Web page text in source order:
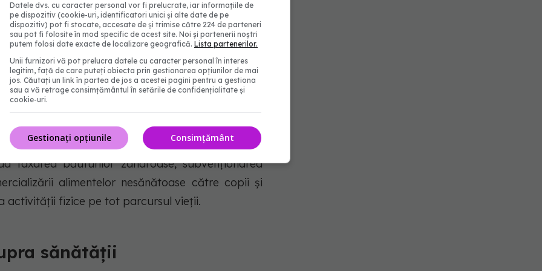
(închiderea școlilor, încuviințări) ”au dus la
de risc care influențează probabilitatea ca o
a spus Kluge.
negative în obiceiurile alimentare și sportive,
inversate.
determinanți de mediu și comerciali ai
cele mai eficiente pentru a inversa epidemia”, se
taxarea băuturilor zaharoase, subvenționarea
alimentelor nesănătoase către copii și
activității fizice pe tot parcursul vieții.
sănătății
Datele dvs. cu caracter personal vor fi prelucrate, iar informațiile de
pe dispozitiv (cookie-uri, identificatori unici și alte date de pe
dispozitiv) pot fi stocate, accesate de și trimise către 224 de parteneri
sau pot fi folosite în mod specific de acest site. Noi și partenerii noștri
putem folosi date exacte de localizare geografică. Lista partenerilor.
Unii furnizori vă pot prelucra datele cu caracter personal în interes
legitim, față de care puteți obiecta prin gestionarea opțiunilor de mai
jos. Căutați un link în partea de jos a acestei pagini pentru a gestiona
sau a vă retrage consimțământul în setările de confidențialitate și
cookie-uri.
Consimțământ
Gestionați opțiunile